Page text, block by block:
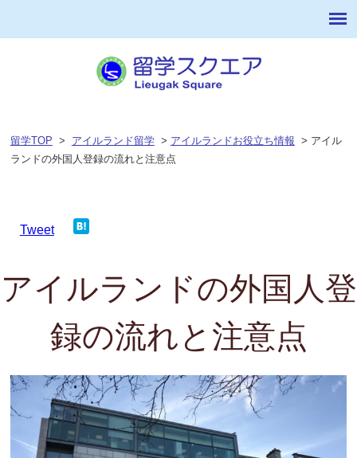
留学TOP > アイルランド留学 > アイルランドお役立ち情報 > アイル
ランドの外国人登録の流れと注意点
Tweet
アイルランドの外国人登
録の流れと注意点